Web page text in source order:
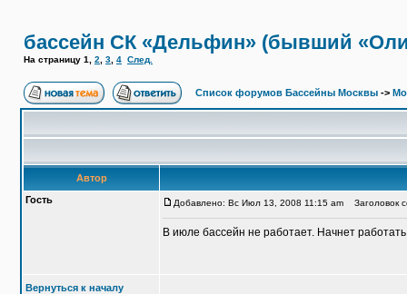
бассейн СК «Дельфин» (бывший
На страницу 1 2 3 4 След.
Список форумов Бассейны Москвы ->
Автор
Гость
Добавлено: Вс Июл 13, 2008 11:15 am Заголовок
В июле бассейн не работает. Начнет работать
Вернуться к началу